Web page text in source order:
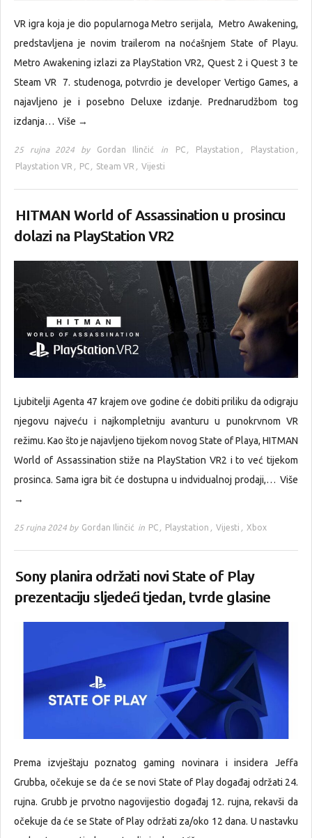
VR igra koja je dio popularnoga Metro serijala, Metro Awakening,
predstavljena je novim trailerom na noćašnjem State of Playu.
Metro Awakening izlazi za PlayStation VR2, Quest 2 i Quest 3 te
Steam VR 7. studenoga, potvrdio je developer Vertigo Games, a
najavljeno je i posebno Deluxe izdanje. Prednarudžbom tog
izdanja… Više →
25 rujna 2024 by Gordan Ilinčić in PC , Playstation , Playstation ,
Playstation VR , PC , Steam VR , Vijesti
HITMAN World of Assassination u prosincu
dolazi na PlayStation VR2
Ljubitelji Agenta 47 krajem ove godine će dobiti priliku da odigraju
njegovu najveću i najkompletniju avanturu u punokrvnom VR
režimu. Kao što je najavljeno tijekom novog State of Playa, HITMAN
World of Assassination stiže na PlayStation VR2 i to već tijekom
prosinca. Sama igra bit će dostupna u indvidualnoj prodaji,… Više
→
25 rujna 2024 by Gordan Ilinčić in PC , Playstation , Vijesti , Xbox
Sony planira održati novi State of Play
prezentaciju sljedeći tjedan, tvrde glasine
Prema izvještaju poznatog gaming novinara i insidera Jeffa
Grubba, očekuje se da će se novi State of Play događaj održati 24.
rujna. Grubb je prvotno nagovijestio događaj 12. rujna, rekavši da
očekuje da će se State of Play održati za/oko 12 dana. U nastavku